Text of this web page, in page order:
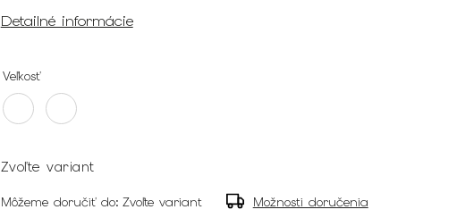
Detailné informácie
Veľkosť
Zvoľte variant
Môžeme doručiť do: Zvoľte variant Možnosti doručenia